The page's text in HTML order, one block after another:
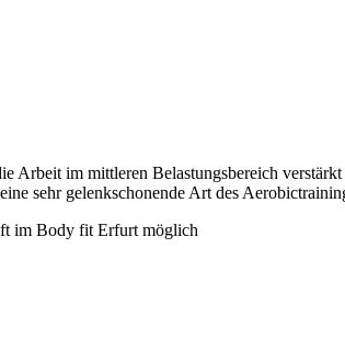
Arbeit im mittleren Belastungsbereich
sehr gelenkschonende Art des
im Body fit Erfurt möglich